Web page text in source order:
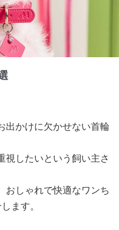
出かけに欠かせない首輪
視したいという飼い主さ
おしゃれで快適なワンち
ます。